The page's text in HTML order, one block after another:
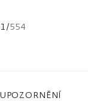
1/554
UPOZORNĚNÍ